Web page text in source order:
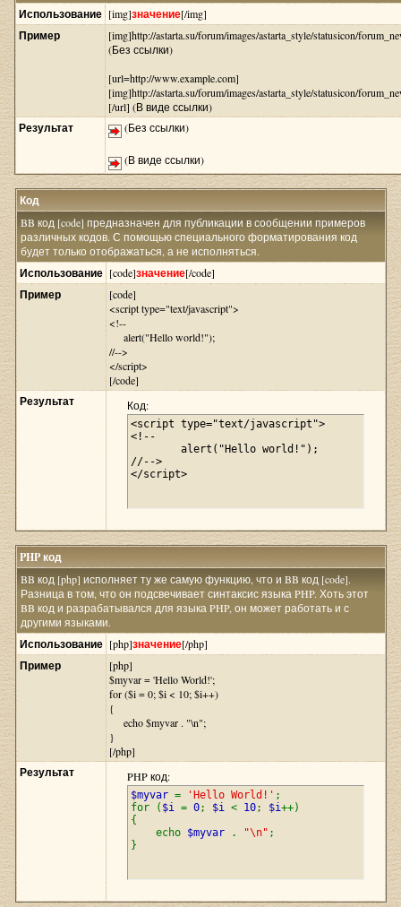
Использование [img]значение[/img]
Пример
[img]http://astarta.su/forum/images/astarta_style/statusicon/
(Без ссылки)
[url=http://www.example.com]
[img]http://astarta.su/forum/images/astarta_style/statusicon/
[/url] (В виде ссылки)
Результат (Без ссылки)
(В виде ссылки)
Код
BB код [code] предназначен для публикации в сообщении примеров
различных кодов. С помощью специального форматирования код
будет только отображаться, а не исполняться.
Использование [code]значение[/code]
Пример
[code]
<script type="text/javascript">
<!--
alert("Hello world!");
//-->
</script>
[/code]
Результат Код:
<script type="text/javascript">
<!--
//-->
</script>
PHP код
BB код [php] исполняет ту же самую функцию, что и BB код [code].
Разница в том, что он подсвечивает синтаксис языка PHP. Хоть этот
BB код и разрабатывался для языка PHP, он может работать и с
другими языками.
Использование [php]значение[/php]
Пример
[php]
$myvar = 'Hello World!';
for ($i = 0; $i < 10; $i++)
{
echo $myvar . "\n";
}
[/php]
Результат PHP код:
$myvar = 'Hello World!' ;
for ( $i = 0; $i < 10; $i++)
{
echo $myvar . "\n" ;
}